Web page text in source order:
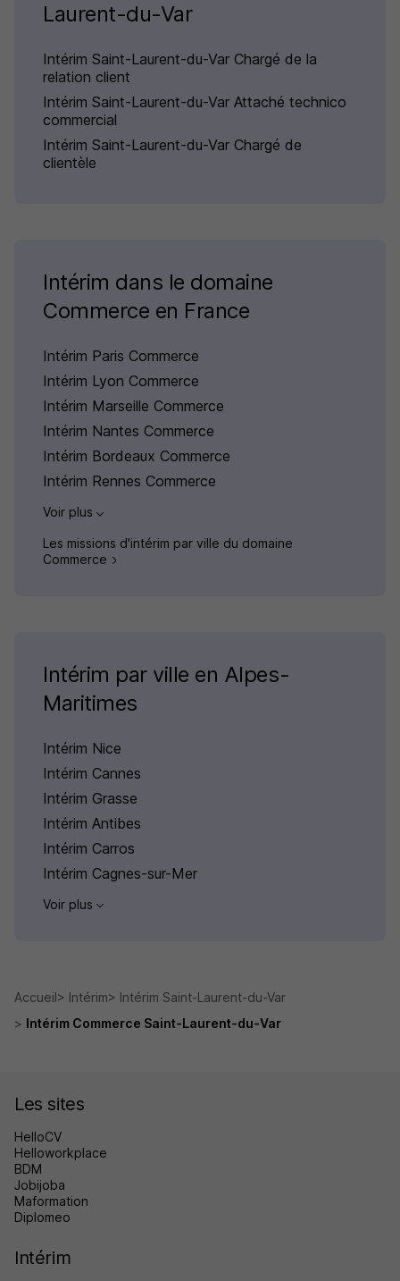
Laurent-du-Var
Intérim Saint-Laurent-du-Var Chargé de la
relation client
Intérim Saint-Laurent-du-Var Attaché technico
commercial
Intérim Saint-Laurent-du-Var Chargé de
clientèle
Intérim dans le domaine
Commerce en France
Intérim Paris Commerce
Intérim Lyon Commerce
Intérim Marseille Commerce
Intérim Nantes Commerce
Intérim Bordeaux Commerce
Intérim Rennes Commerce
Voir plus
Les missions d'intérim par ville du domaine
Commerce
Intérim par ville en Alpes-
Maritimes
Intérim Nice
Intérim Cannes
Intérim Grasse
Intérim Antibes
Intérim Carros
Intérim Cagnes-sur-Mer
Voir plus
Accueil Intérim
Intérim Saint-Laurent-du-Var
Intérim Commerce Saint-Laurent-du-Var
Les sites
HelloCV
Helloworkplace
BDM
Jobijoba
Maformation
Diplomeo
Intérim